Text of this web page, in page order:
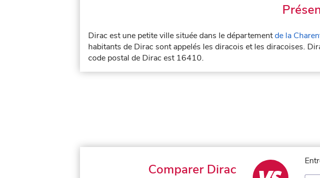
Dirac est une petite ville située dans le départementde la
habitants de Dirac sont appelés les diracois et les diracoises.
code postal de Dirac est 16410.
Comparer Dirac